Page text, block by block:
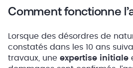
Comment fonctionne
Lorsque des désordres de
constatés dans les 10 ans
travaux, une expertise initiale